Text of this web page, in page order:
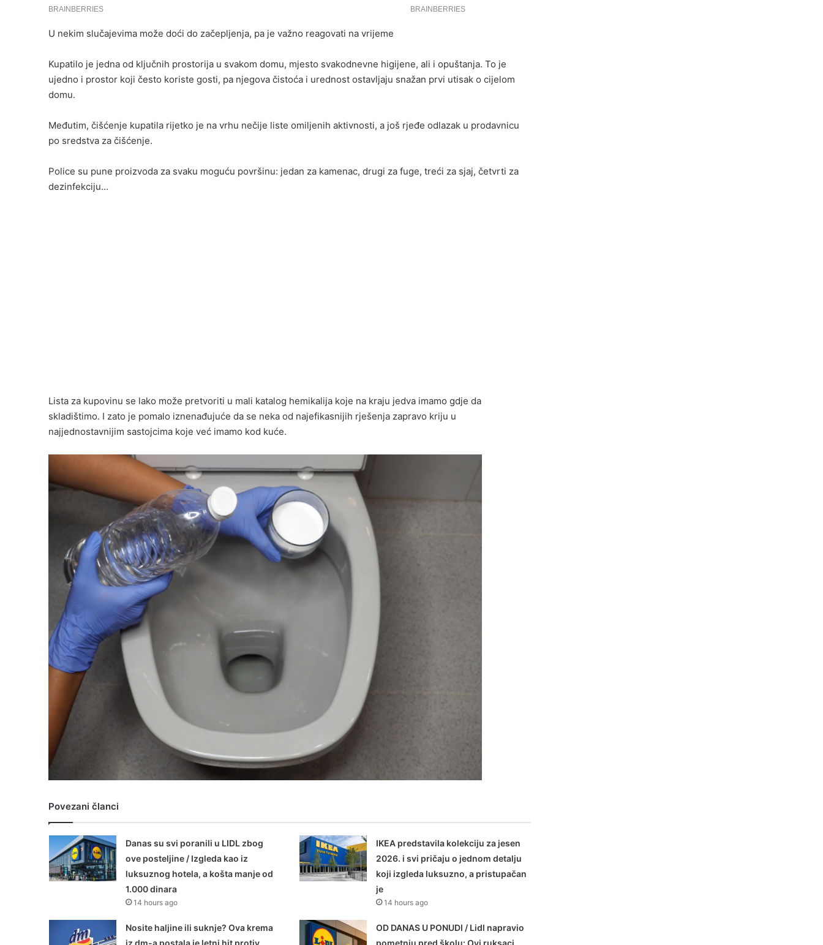
U nekim slučajevima može doći do začepljenja, pa je važno reagovati na vrijeme
Kupatilo je jedna od ključnih prostorija u svakom domu, mjesto svakodnevne higijene, ali i opuštanja. To je
ujedno i prostor koji često koriste gosti, pa njegova čistoća i urednost ostavljaju snažan prvi utisak o cijelom
domu.
Međutim, čišćenje kupatila rijetko je na vrhu nečije liste omiljenih aktivnosti, a još rjeđe odlazak u prodavnicu
po sredstva za čišćenje.
Police su pune proizvoda za svaku moguću površinu: jedan za kamenac, drugi za fuge, treći za sjaj, četvrti za
dezinfekciju…
Lista za kupovinu se lako može pretvoriti u mali katalog hemikalija koje na kraju jedva imamo gdje da
skladištimo. I zato je pomalo iznenađujuće da se neka od najefikasnijih rješenja zapravo kriju u
najjednostavnijim sastojcima koje već imamo kod kuće.
Povezani članci
Danas su svi poranili u LIDL zbog
ove posteljine / Izgleda kao iz
luksuznog hotela, a košta manje od
1.000 dinara
14 hours ago
IKEA predstavila kolekciju za jesen
2026. i svi pričaju o jednom detalju
koji izgleda luksuzno, a pristupačan
je
14 hours ago
Nosite haljine ili suknje? Ova krema
iz dm-a postala je letni hit protiv
OD DANAS U PONUDI / Lidl napravio
pometnju pred školu: Ovi ruksaci